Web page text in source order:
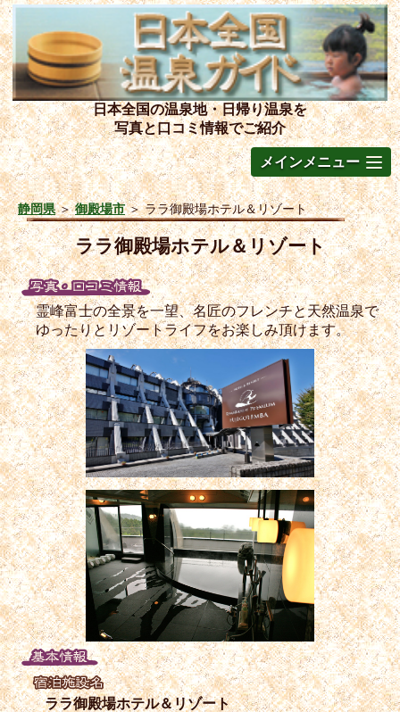
日本全国の温泉地・日帰り温泉を
写真と口コミ情報でご紹介
メインメニュー
静岡県＞御殿場市＞ララ御殿場ホテル＆リゾート
ララ御殿場ホテル＆リゾート
霊峰富士の全景を一望、名匠のフレンチと天然温泉で
ゆったりとリゾートライフをお楽しみ頂けます。
ララ御殿場ホテル＆リゾート